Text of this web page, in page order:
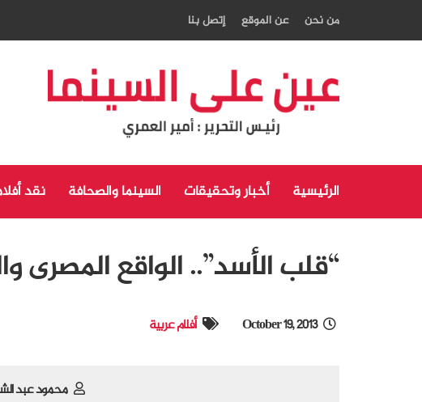
من نحن عن الموقع إتصل بنا
الرئيسية أخبار وتحقيقات السينما والصحافة نقد
“قلب الأسد”.. الواقع المصرى
October 19, 2013 أفلام عربية
محمود عبد